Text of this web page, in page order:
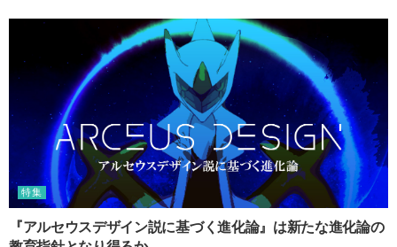
特集
『アルセウスデザイン説に基づく進化論』は新たな進化論の